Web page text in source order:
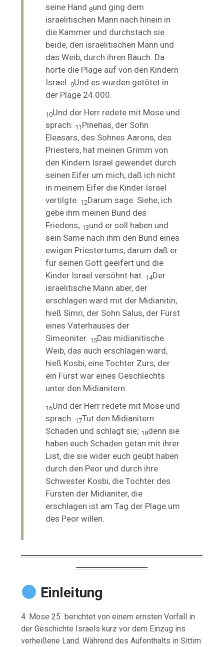
seine Hand8und ging dem
israelitischen Mann nach hinein in
die Kammer und durchstach sie
beide, den israelitischen Mann und
das Weib, durch ihren Bauch. Da
hörte die Plage auf von den Kindern
Israel. 9Und es wurden getötet in
der Plage 24.000.
10Und der Herr redete mit Mose und
sprach: 11 Pinehas, der Sohn
Eleasars, des Sohnes Aarons, des
Priesters, hat meinen Grimm von
den Kindern Israel gewendet durch
seinen Eifer um mich, daß ich nicht
in meinem Eifer die Kinder Israel
vertilgte. 12Darum sage: Siehe, ich
gebe ihm meinen Bund des
Friedens; 13und er soll haben und
sein Same nach ihm den Bund eines
ewigen Priestertums, darum daß er
für seinen Gott geeifert und die
Kinder Israel versöhnt hat. 14Der
israelitische Mann aber, der
erschlagen ward mit der Midianitin,
hieß Simri, der Sohn Salus, der Fürst
eines Vaterhauses der
Simeoniter. 15Das midianitische
Weib, das auch erschlagen ward,
hieß Kosbi, eine Tochter Zurs, der
ein Fürst war eines Geschlechts
unter den Midianitern.
16Und der Herr redete mit Mose und
sprach: 17Tut den Midianitern
Schaden und schlagt sie; 18denn sie
haben euch Schaden getan mit ihrer
List, die sie wider euch geübt haben
durch den Peor und durch ihre
Schwester Kosbi, die Tochter des
Fürsten der Midianiter, die
erschlagen ist am Tag der Plage um
des Peor willen.
═════════════════════════════════
═════════════
Einleitung
4. Mose 25 berichtet von einem ernsten Vorfall in
der Geschichte Israels kurz vor dem Einzug ins
verheißene Land. Während des Aufenthalts in Sittim